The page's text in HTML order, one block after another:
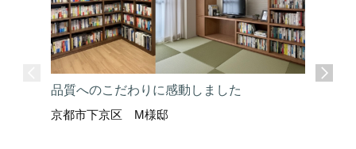
品質へのこだわりに感動しました
京都市下京区 M様邸